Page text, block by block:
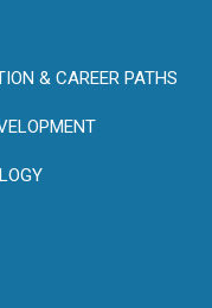
& CAREER PATHS